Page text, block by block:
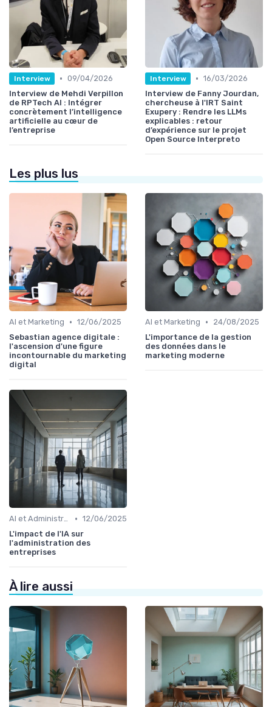
Interview • 09/04/2026
Interview de Mehdi Verpillon
de RPTech AI : Intégrer
concrètement l’intelligence
artificielle au cœur de
l’entreprise
Interview • 16/03/2026
Interview de Fanny Jourdan,
chercheuse à l'IRT Saint
Exupery : Rendre les LLMs
explicables : retour
d’expérience sur le projet
Open Source Interpreto
Les plus lus
AI et Marketing • 12/06/2025
Sebastian agence digitale :
l'ascension d'une figure
incontournable du marketing
digital
AI et Marketing •
24/08/2025
L'importance de la gestion
des données dans le
marketing moderne
AI et Administration • 12/06/2025
L'impact de l'IA sur
l'administration des
entreprises
À lire aussi